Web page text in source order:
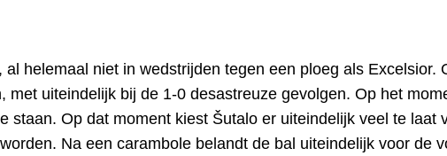
helemaal niet in wedstrijden tegen een ploeg als Excelsior.
uiteindelijk bij de 1-0 desastreuze gevolgen. Op het
Op dat moment kiest Šutalo er uiteindelijk veel te laat
Na een carambole belandt de bal uiteindelijk voor de